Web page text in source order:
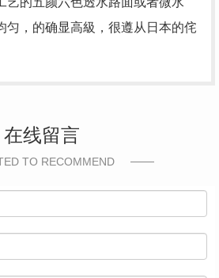
匀，的确显高級，很遵从日本的侘
在线留言
TO RECOMMEND